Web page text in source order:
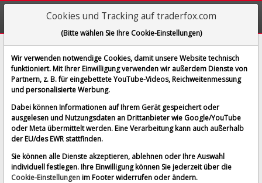
Fuchs SE
[WKN A3E5D5 | ISIN DE000A3E5D56]
35,075 € -0,21 %
Echtzeit-Aktienkurs vom 08.08.2026 um 05:58 Uhr
Echtzeit Euro Splitbereinigt
Cookies und Tracking auf traderfox.com
(Bitte wählen Sie Ihre Cookie-Einstellungen)
Wir verwenden notwendige Cookies, damit unsere Website technisch
funktioniert. Mit Ihrer Einwilligung verwenden wir außerdem Dienste von
Partnern, z. B. für eingebettete YouTube-Videos, Reichweitenmessung
und personalisierte Werbung.
Dabei können Informationen auf Ihrem Gerät gespeichert oder
ausgelesen und Nutzungsdaten an Drittanbieter wie Google/YouTube
oder Meta übermittelt werden. Eine Verarbeitung kann auch außerhalb
der EU/des EWR stattfinden.
Sie können alle Dienste akzeptieren, ablehnen oder Ihre Auswahl
individuell festlegen. Ihre Einwilligung können Sie jederzeit über die
Cookie-Einstellungenim Footer widerrufen oder ändern.